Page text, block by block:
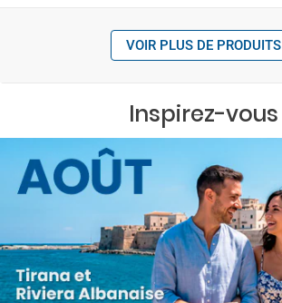
VOIR PLUS DE PRODUITS
Inspirez-vous